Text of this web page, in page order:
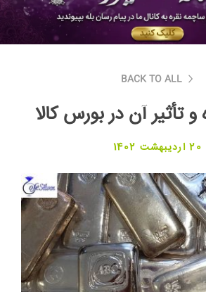
BACK TO ALL
تأثیر آن در بورس کالا
20 اردیبهشت 1402